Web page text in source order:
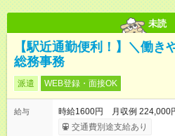
未読
【駅近通勤便利！】＼働き
総務事務
派遣 WEB登録・面接OK
給与
時給1600円 月収例 224,000
交通費別途支給あり